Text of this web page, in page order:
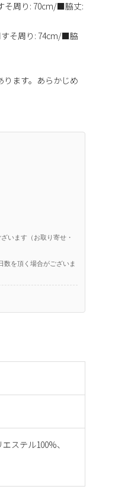
ステル100%、
周り: 70cm/■脇丈:
そ周り: 74cm/■脇
ます。あらかじめ
います（お取り寄せ・
を頂く場合がございま